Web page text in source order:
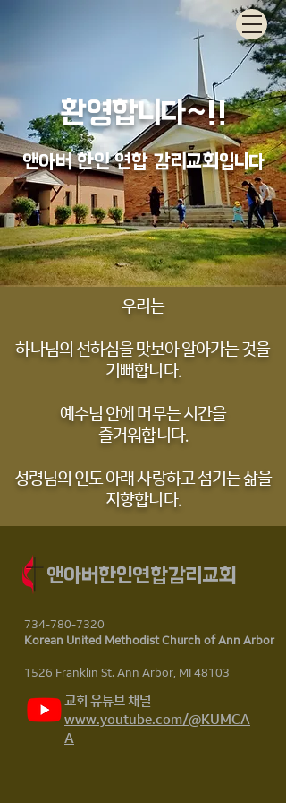
​환영합니다~!!​
앤아버 한인 연합 감리교회입니다
우리는
하나님의 선하심을 맛보아 알아가는 것을
기뻐합니다.
예수님 안에 머무는 시간을
즐거워합니다.
성령님의 인도 아래 사랑하고 섬기는 삶을
지향합니다.
앤아버한인연합감리교회
734-780-7320
Korean United Methodist Church of Ann Arbor
1526 Franklin St. Ann Arbor, MI 48103
​교회 유튜브 채널
www.youtube.com/@KUMCA
A